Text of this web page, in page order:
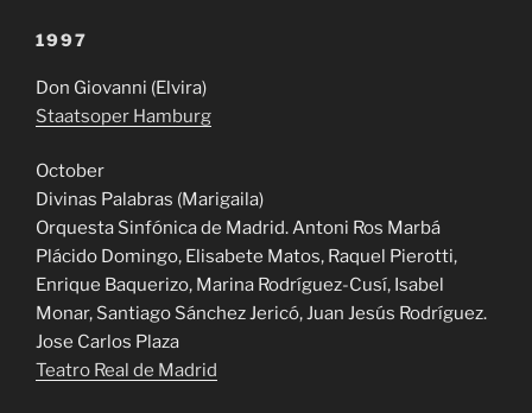
1997
Don Giovanni (Elvira)
Staatsoper Hamburg
October
Divinas Palabras (Marigaila)
Orquesta Sinfónica de Madrid. Antoni Ros Marbá
Plácido Domingo, Elisabete Matos, Raquel Pierotti,
Enrique Baquerizo, Marina Rodríguez-Cusí, Isabel
Monar, Santiago Sánchez Jericó, Juan Jesús Rodríguez.
Jose Carlos Plaza
Teatro Real de Madrid